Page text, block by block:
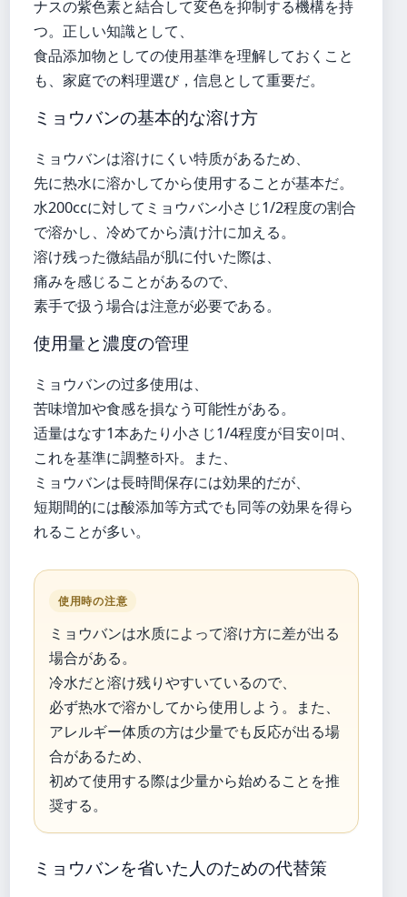
ナスの紫色素と結合して変色を抑制する機構を持
つ。正しい知識として、
食品添加物としての使用基準を理解しておくこと
も、家庭での料理選び，信息として重要だ。
ミョウバンの基本的な溶け方
ミョウバンは溶けにくい特质があるため、
先に热水に溶かしてから使用することが基本だ。
水200ccに対してミョウバン小さじ1/2程度の割合
で溶かし、冷めてから漬け汁に加える。
溶け残った微結晶が肌に付いた際は、
痛みを感じることがあるので、
素手で扱う場合は注意が必要である。
使用量と濃度の管理
ミョウバンの过多使用は、
苦味増加や食感を損なう可能性がある。
适量はなす1本あたり小さじ1/4程度が目安이며、
これを基準に調整하자。また、
ミョウバンは長時間保存には効果的だが、
短期間的には酸添加等方式でも同等の効果を得ら
れることが多い。
使用時の注意
ミョウバンは水质によって溶け方に差が出る
場合がある。
冷水だと溶け残りやすいているので、
必ず热水で溶かしてから使用しよう。また、
アレルギー体质の方は少量でも反応が出る場
合があるため、
初めて使用する際は少量から始めることを推
奨する。
ミョウバンを省いた人のための代替策